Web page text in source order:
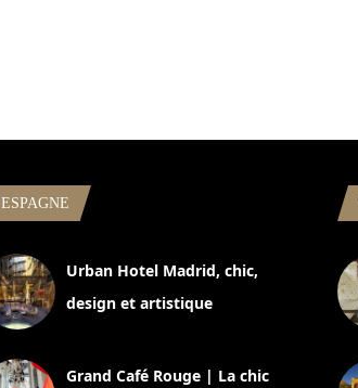
ESPAGNE
Urban Hotel Madrid, chic,
design et artistique
Grand Café Rouge | La chic